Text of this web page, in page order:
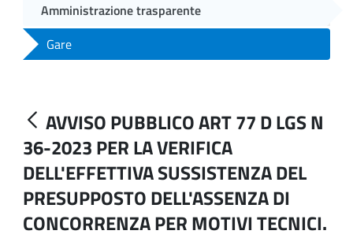
Amministrazione trasparente
Gare
AVVISO PUBBLICO ART 77 D LGS N
36-2023 PER LA VERIFICA
DELL'EFFETTIVA SUSSISTENZA DEL
PRESUPPOSTO DELL'ASSENZA DI
CONCORRENZA PER MOTIVI TECNICI.